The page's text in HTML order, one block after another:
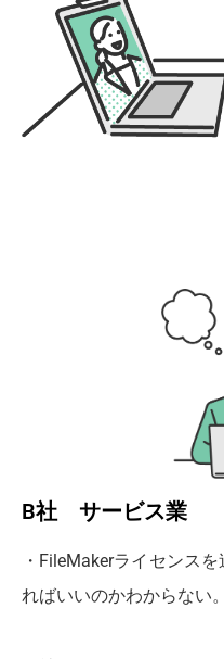
B社 サービス業
・FileMakerライセンス
ればいいのかわからない。